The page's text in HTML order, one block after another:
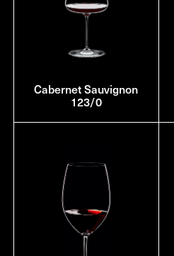
Cabernet Sauvignon
123/0